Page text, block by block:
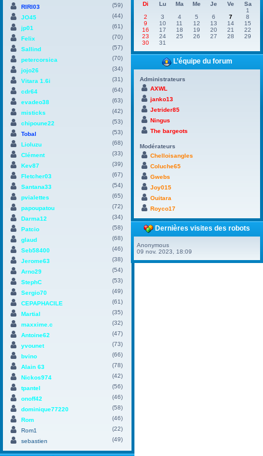
RIRI03
(59)
JO45
(44)
jp01
(61)
Felix
(70)
Sallind
(57)
petercorsica
(70)
jojo26
(34)
Vitara 1.6i
(31)
cdr64
(64)
evadeo38
(63)
misticks
(42)
chipoune22
(53)
Tobal
(53)
Lioluzu
(68)
Clément
(33)
Kev87
(39)
Fletcher03
(67)
Santana33
(54)
pvialettes
(65)
papoupatou
(72)
Darma12
(34)
Patcio
(58)
glaud
(68)
Seb58400
(46)
Jerome63
(38)
Arno29
(54)
StephC
(53)
Sergio70
(49)
CEPAPHACILE
(61)
Martial
(35)
maxxime.c
(32)
Antoine62
(47)
yvounet
(73)
bvino
(66)
Alain 63
(78)
Nickos974
(42)
tpantel
(56)
onoff42
(46)
dominique77220
(58)
Rom
(46)
Rom1
(22)
sebastien
(49)
Di
Lu Ma Me Je Ve
Sa
1
2
3 4 5 6 7
8
9
10 11 12 13 14
15
16
17 18 19 20 21
22
23
24 25 26 27 28
29
30
31
L’équipe du forum
Administrateurs
AXWL
janko13
Jetrider85
Ningus
The bargeots
Modérateurs
Chelloisangles
Coluche65
Gwebs
Joy015
Ouitara
Royco17
Dernières visites des robots
Anonymous
09 nov. 2023, 18:09